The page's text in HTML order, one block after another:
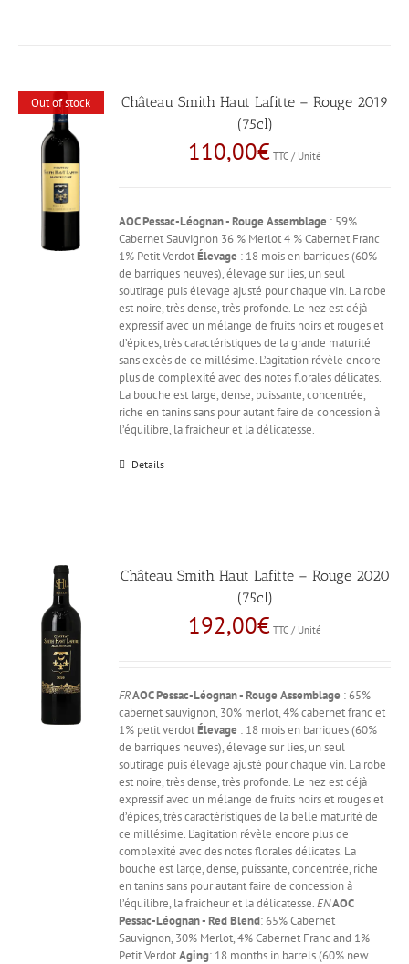
Out of stock
Château Smith Haut Lafitte – Rouge 2019
(75cl)
110,00€ TTC / Unité
AOC Pessac-Léognan - Rouge Assemblage : 59%
Cabernet Sauvignon 36 % Merlot 4 % Cabernet Franc
1% Petit VerdotÉlevage : 18 mois en barriques (60%
de barriques neuves), élevage sur lies, un seul
soutirage puis élevage ajusté pour chaque vin. La robe
est noire, très dense, très profonde. Le nez est déjà
expressif avec un mélange de fruits noirs et rouges et
d’épices, très caractéristiques de la grande maturité
sans excès de ce millésime. L’agitation révèle encore
plus de complexité avec des notes florales délicates.
La bouche est large, dense, puissante, concentrée,
riche en tanins sans pour autant faire de concession à
l’équilibre, la fraicheur et la délicatesse.
Details
Château Smith Haut Lafitte – Rouge 2020
(75cl)
192,00€ TTC / Unité
FRAOC Pessac-Léognan - Rouge Assemblage : 65%
cabernet sauvignon, 30% merlot, 4% cabernet franc et
1% petit verdotÉlevage : 18 mois en barriques (60%
de barriques neuves), élevage sur lies, un seul
soutirage puis élevage ajusté pour chaque vin. La robe
est noire, très dense, très profonde. Le nez est déjà
expressif avec un mélange de fruits noirs et rouges et
d’épices, très caractéristiques de la belle maturité de
ce millésime. L’agitation révèle encore plus de
complexité avec des notes florales délicates. La
bouche est large, dense, puissante, concentrée, riche
en tanins sans pour autant faire de concession à
l’équilibre, la fraicheur et la délicatesse.ENAOC
Pessac-Léognan - RedBlend: 65% Cabernet
Sauvignon, 30% Merlot, 4% Cabernet Franc and 1%
Petit VerdotAging: 18 months in barrels (60% new